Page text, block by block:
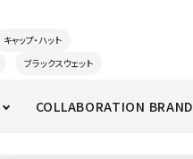
キャップ・ハット
ブラックスウェット
COLLABORATION BRAND